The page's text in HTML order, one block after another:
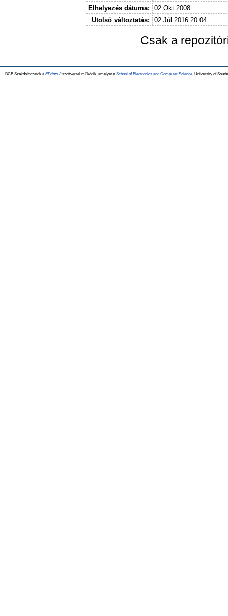
Elhelyezés dátuma:
02 Okt 2008
Utolsó változtatás:
02 Júl 2016 20:04
Csak a
BCE Szakdolgozatok a EPrints 3szoftverrel működik, amelyet a School of Electronics and Computer Science, University of